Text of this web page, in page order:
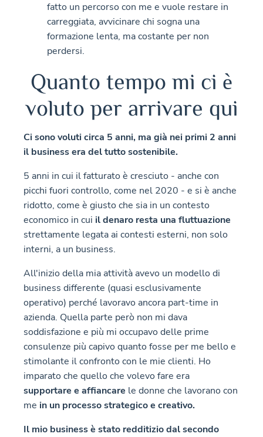
fatto un percorso con me e vuole restare in
carreggiata, avvicinare chi sogna una
formazione lenta, ma costante per non
perdersi.
Quanto tempo mi ci è
voluto per arrivare qui
Ci sono voluti circa 5 anni, ma già nei primi 2 anni
il business era del tutto sostenibile.
5 anni in cui il fatturato è cresciuto - anche con
picchi fuori controllo, come nel 2020 - e si è anche
ridotto, come è giusto che sia in un contesto
economico in cui il denaro resta una fluttuazione
strettamente legata ai contesti esterni, non solo
interni, a un business.
All'inizio della mia attività avevo un modello di
business differente (quasi esclusivamente
operativo) perché lavoravo ancora part-time in
azienda. Quella parte però non mi dava
soddisfazione e più mi occupavo delle prime
consulenze più capivo quanto fosse per me bello e
stimolante il confronto con le mie clienti. Ho
imparato che quello che volevo fare era
supportare e affiancare le donne che lavorano con
me in un processo strategico e creativo.
Il mio business è stato redditizio dal secondo